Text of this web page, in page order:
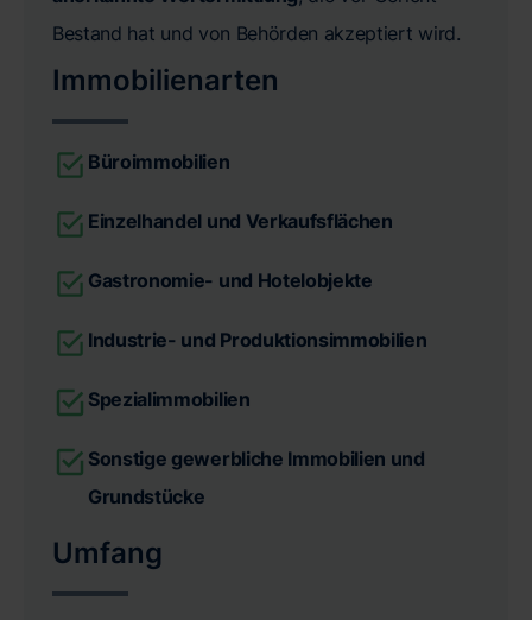
Bestand hat und von Behörden akzeptiert wird.
Immobilienarten
Büroimmobilien
Einzelhandel und Verkaufsflächen
Gastronomie- und Hotelobjekte
Industrie- und Produktionsimmobilien
Spezialimmobilien
Sonstige gewerbliche Immobilien und
Grundstücke
Umfang